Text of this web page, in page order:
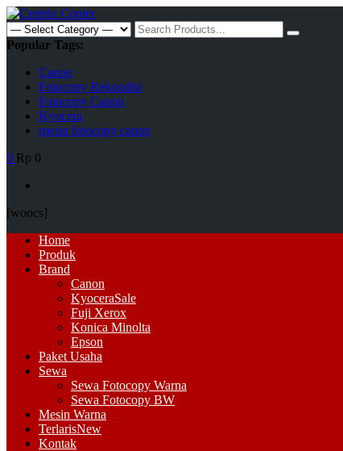
Skip
to
content
Search
for:
Popular Tags:
Canon
Fotocopy Rekondisi
Fotocopy Canon
Kyocera
mesin fotocopy canon
0 Rp 0
[woocs]
Primary
Menu
Home
Produk
Brand
Canon
KyoceraSale
Fuji Xerox
Konica Minolta
Epson
Paket Usaha
Sewa
Sewa Fotocopy Warna
Sewa Fotocopy BW
Mesin Warna
TerlarisNew
Kontak